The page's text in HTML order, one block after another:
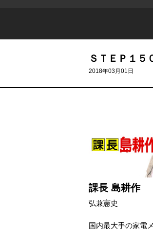
ＳＴＥＰ１
2018年03月01日
課長 島耕作
弘兼憲史
国内最大手の家電